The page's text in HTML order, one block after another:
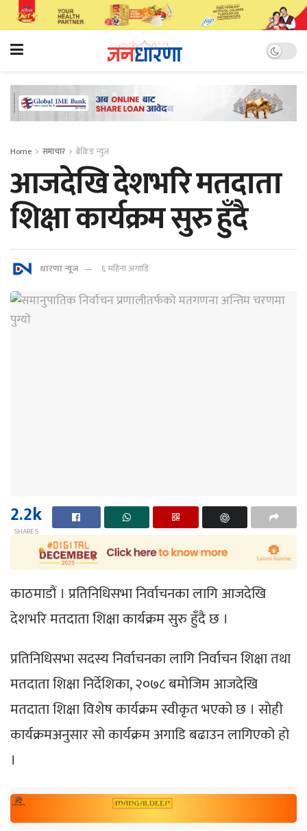
Home समाचार ब्रेकिङ न्युज
आजदेखि देशभरि मतदाता
शिक्षा कार्यक्रम सुरु हुँदै
धारणा न्यूज ६ महिना अगाडि
2.2k
SHARES
काठमाडौं । प्रतिनिधिसभा निर्वाचनका लागि आजदेखि
देशभरि मतदाता शिक्षा कार्यक्रम सुरु हुँदै छ ।
प्रतिनिधिसभा सदस्य निर्वाचनका लागि निर्वाचन शिक्षा तथा
मतदाता शिक्षा निर्देशिका, २०७८ बमोजिम आजदेखि
मतदाता शिक्षा विशेष कार्यक्रम स्वीकृत भएको छ । सोही
कार्यक्रमअनुसार सो कार्यक्रम अगाडि बढाउन लागिएको हो
।